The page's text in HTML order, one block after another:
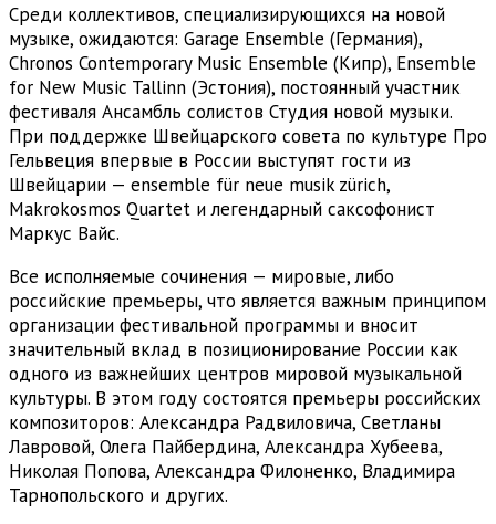
Среди коллективов, специализирующихся на новой
музыке, ожидаются: Garage Ensemble (Германия),
Chronos Contemporary Music Ensemble (Кипр), Ensemble
for New Music Tallinn (Эстония), постоянный участник
фестиваля Ансамбль солистов Студия новой музыки.
При поддержке Швейцарского совета по культуре Про
Гельвеция впервые в России выступят гости из
Швейцарии — ensemble für neue musik zürich,
Makrokosmos Quartet и легендарный саксофонист
Маркус Вайс.
Все исполняемые сочинения — мировые, либо
российские премьеры, что является важным принципом
организации фестивальной программы и вносит
значительный вклад в позиционирование России как
одного из важнейших центров мировой музыкальной
культуры. В этом году состоятся премьеры российских
композиторов: Александра Радвиловича, Светланы
Лавровой, Олега Пайбердина, Александра Хубеева,
Николая Попова, Александра Филоненко, Владимира
Тарнопольского и других.